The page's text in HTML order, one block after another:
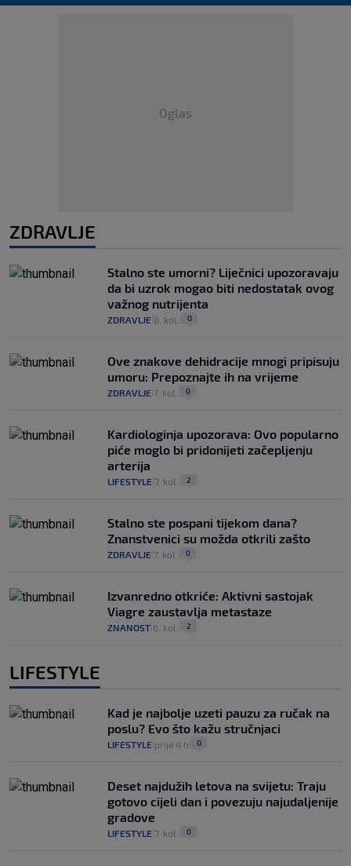
Oglas
ZDRAVLJE
Stalno ste umorni? Liječnici upozoravaju
da bi uzrok mogao biti nedostatak ovog
važnog nutrijenta
ZDRAVLJE 8. kol. 0
Ove znakove dehidracije mnogi pripisuju
umoru: Prepoznajte ih na vrijeme
ZDRAVLJE 7. kol. 0
Kardiologinja upozorava: Ovo popularno
piće moglo bi pridonijeti začepljenju
arterija
LIFESTYLE 7. kol. 2
Stalno ste pospani tijekom dana?
Znanstvenici su možda otkrili zašto
ZDRAVLJE 7. kol. 0
Izvanredno otkriće: Aktivni sastojak
Viagre zaustavlja metastaze
ZNANOST 6. kol. 2
LIFESTYLE
Kad je najbolje uzeti pauzu za ručak na
poslu? Evo što kažu stručnjaci
LIFESTYLE prije 4 h 0
Deset najdužih letova na svijetu: Traju
gotovo cijeli dan i povezuju najudaljenije
gradove
LIFESTYLE 7. kol. 0